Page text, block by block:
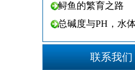
鲟鱼的繁育之路
总碱度与PH，水
联系我们